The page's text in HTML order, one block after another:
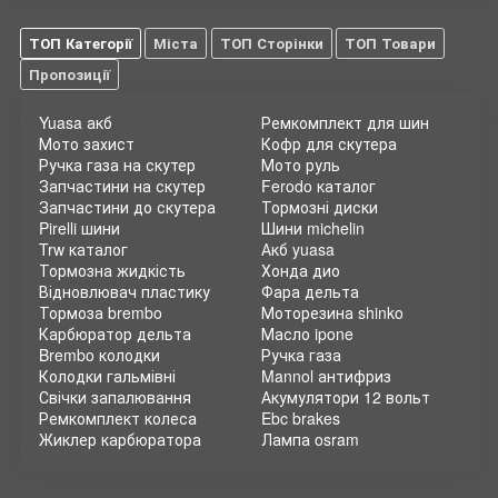
ТОП Категорії Міста ТОП Сторінки
ТОП Товари
Пропозиції
Yuasa акб
Мото захист
Ручка газа на скутер
Запчастини на скутер
Запчастини до скутера
Pirelli шини
Trw каталог
Тормозна жидкість
Ремкомплект для шин
Кофр для скутера
Мото руль
Ferodo каталог
Тормозні диски
Шини michelin
Акб yuasa
Хонда дио
Відновлювач пластику
Тормоза brembo
Карбюратор дельта
Brembo колодки
Колодки гальмівні
Свічки запалювання
Ремкомплект колеса
Жиклер карбюратора
Фара дельта
Моторезина shinko
Масло ipone
Ручка газа
Mannol антифриз
Акумулятори 12 вольт
Ebc brakes
Лампа osram